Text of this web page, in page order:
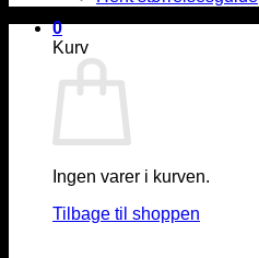
0
Kurv
Ingen varer i kurven.
Tilbage til shoppen